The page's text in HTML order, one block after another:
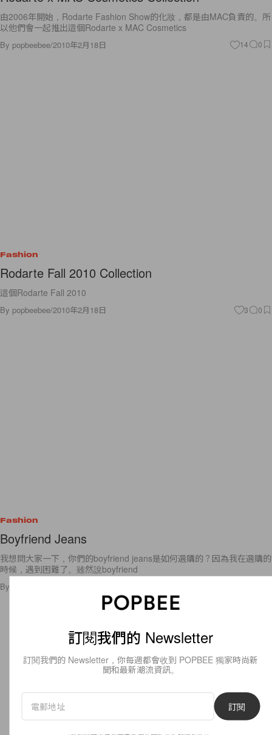
由2006年開始，Rodarte Fashion Show的化妝，都是由MAC負責的。所
以他們會一起推出這個Rodarte x MAC Cosmetics
By popbeebee/2010年2月18日 14 0
Fashion
Rodarte Fall 2010 Collection
這個Rodarte Fall 2010
By popbeebee/2010年2月18日 3 0
Fashion
Boyfriend Jeans
我想問大家一下，你們的boyfriend jeans是如何選購的？因為我在選購的
時候，遇到困難了。雖然說boyfriend
By
訂閱我們的 Newsletter
訂閱我們的 Newsletter，你每週都會收到 POPBEE 獨家時尚新
聞和最新潮流資訊。
訂閱